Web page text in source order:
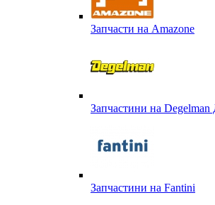
Запчасти на Amazone
Запчастини на Degelman
Запчастини на Fantini